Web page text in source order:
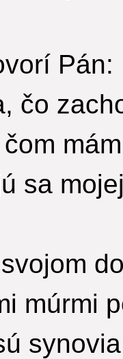
Pán:
čo
sa
múrmi